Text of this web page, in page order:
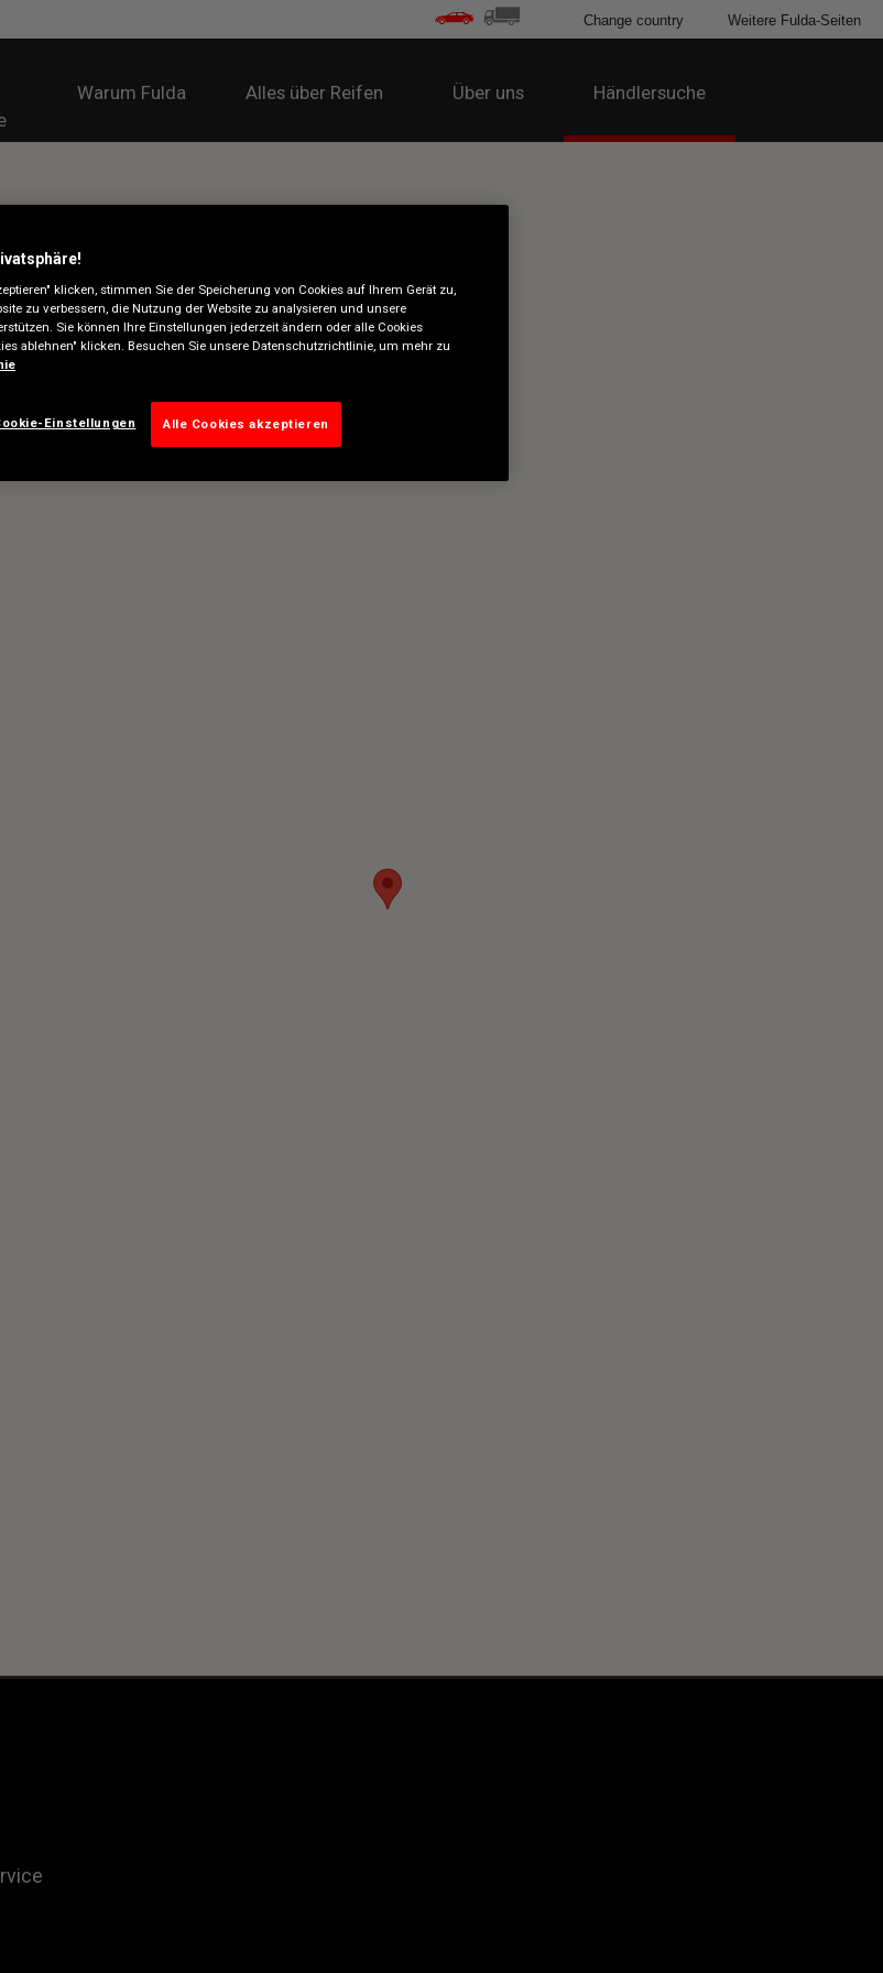
Warum Fulda Alles über Reifen Über uns Händlersuche
Change country Weitere Fulda-Seiten
klicken, stimmen Sie der Speicherung von Cookies auf Ihrem Gerät zu,
zu verbessern, die Nutzung der Website zu analysieren und unsere
Sie können Ihre Einstellungen jederzeit ändern oder alle Cookies
ablehnen" klicken. Besuchen Sie unsere Datenschutzrichtlinie, um mehr zu
Einstellungen Alle Cookies akzeptieren